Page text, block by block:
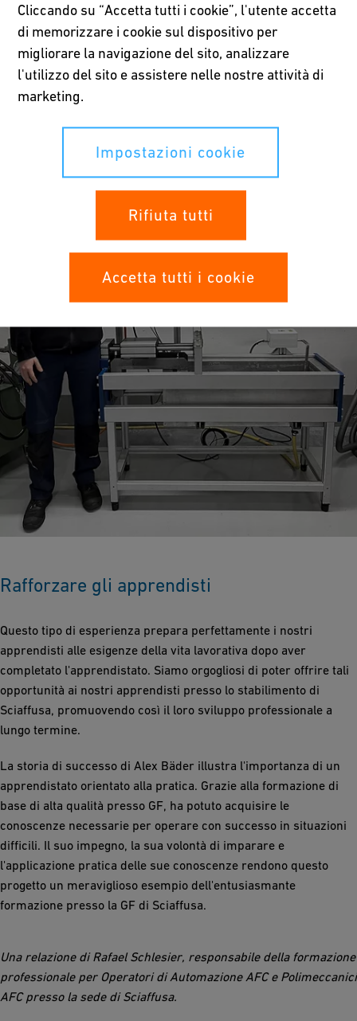
pratica le competenze e le abilità manuali acquisite con un
entusiasmo palpabile.
Scopri di più sull'apprendistato
Rafforzare gli apprendisti
Questo tipo di esperienza prepara perfettamente i nostri
apprendisti alle esigenze della vita lavorativa dopo aver
completato l'apprendistato. Siamo orgogliosi di poter offrire tali
opportunità ai nostri apprendisti presso lo stabilimento di
Sciaffusa, promuovendo così il loro sviluppo professionale a
lungo termine.
La storia di successo di Alex Bäder illustra l'importanza di un
apprendistato orientato alla pratica. Grazie alla formazione di
base di alta qualità presso GF, ha potuto acquisire le
conoscenze necessarie per operare con successo in situazioni
difficili. Il suo impegno, la sua volontà di imparare e
l'applicazione pratica delle sue conoscenze rendono questo
progetto un meraviglioso esempio dell'entusiasmante
formazione presso la GF di Sciaffusa.
Una relazione di Rafael Schlesier, responsabile della formazione
professionale per Operatori di Automazione AFC e Polimeccanici
AFC presso la sede di Sciaffusa.
Cliccando su “Accetta tutti i cookie”, l'utente accetta
di memorizzare i cookie sul dispositivo per
migliorare la navigazione del sito, analizzare
l'utilizzo del sito e assistere nelle nostre attività di
marketing.
Impostazioni cookie
Rifiuta tutti
Accetta tutti i cookie